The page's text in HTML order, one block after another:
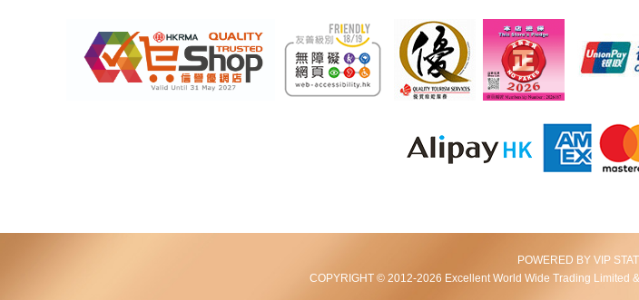
POWERED BY VIP
COPYRIGHT © 2012-2026 Excellent World Wide Trading Limited